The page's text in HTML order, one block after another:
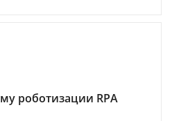
роботизации RPA